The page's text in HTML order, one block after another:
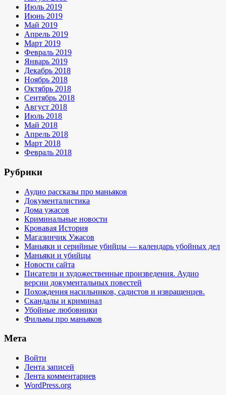
Июль 2019
Июнь 2019
Май 2019
Апрель 2019
Март 2019
Февраль 2019
Январь 2019
Декабрь 2018
Ноябрь 2018
Октябрь 2018
Сентябрь 2018
Август 2018
Июль 2018
Май 2018
Апрель 2018
Март 2018
Февраль 2018
Рубрики
Аудио рассказы про маньяков
Документалистика
Дома ужасов
Криминальные новости
Кровавая История
Магазинчик Ужасов
Маньяки и серийные убийцы — календарь убойных дел
Маньяки и убийцы
Новости сайта
Писатели и художественные произведения. Аудио
версии документальных повестей
Похождения насильников, садистов и извращенцев.
Скандалы и криминал
Убойные любовники
Фильмы про маньяков
Мета
Войти
Лента записей
Лента комментариев
WordPress.org